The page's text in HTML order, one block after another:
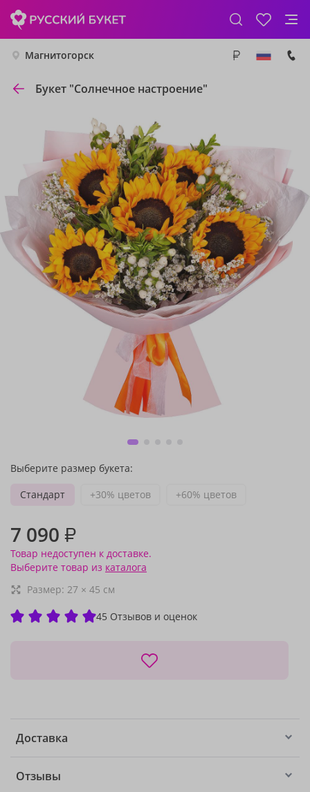
Магнитогорск
Букет "Солнечное настроение"
Выберите размер букета:
Стандарт
+30% цветов +60% цветов
7 090 ₽
Товар недоступен к доставке.
Выберите товар из каталога
Размер: 27 × 45 см
45 Отзывов и оценок
Доставка
Отзывы